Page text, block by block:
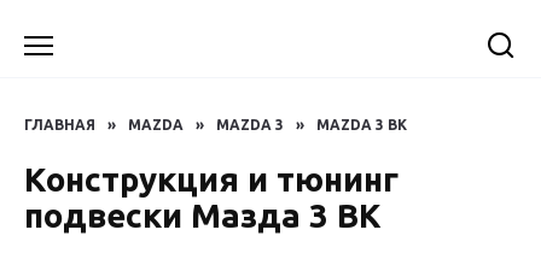
ГЛАВНАЯ » MAZDA » MAZDA 3 » MAZDA 3 BK
Конструкция и тюнинг
подвески Мазда 3 BK